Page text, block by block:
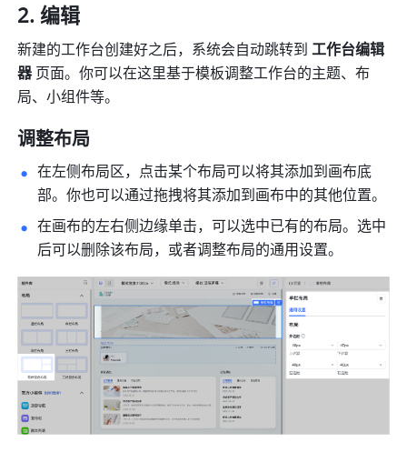
编辑
新建的工作台创建好之后，系统会自动跳转到 工作台编辑
器 页面。你可以在这里基于模板调整工作台的主题、布
局、小组件等。
调整布局
在左侧布局区，点击某个布局可以将其添加到画布底
部。你也可以通过拖拽将其添加到画布中的其他位置。
在画布的左右侧边缘单击，可以选中已有的布局。选中
后可以删除该布局，或者调整布局的通用设置。